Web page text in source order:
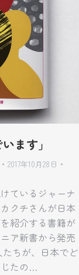
ます」
2017年10月28日
ているジャーナ
クチさんが日本
紹介する書籍が
ア新書から発売
ちが、日本でど
じたの…